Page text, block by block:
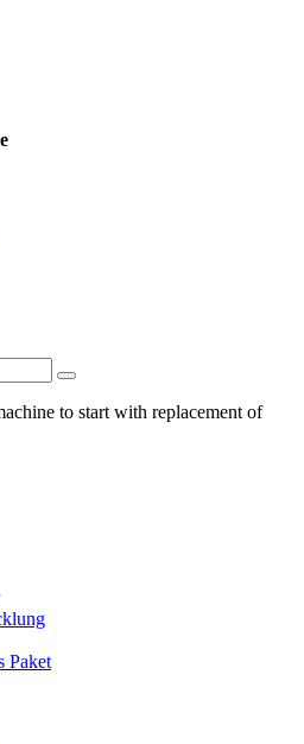
to start with replacement of
Paket